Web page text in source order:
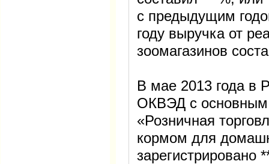
с предыдущим
году выручка от
зоомагазинов
В мае 2013 года в
ОКВЭД с основным
«Розничная
кормом для
зарегистрировано